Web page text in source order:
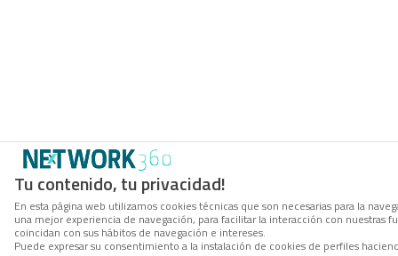
Tu contenido, tu privacidad!
En esta página web utilizamos cookies técnicas que son necesarias para la
una mejor experiencia de navegación, para facilitar la interacción con
coincidan con sus hábitos de navegación e intereses.
Puede expresar su consentimiento a la instalación de cookies de perfiles